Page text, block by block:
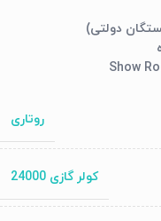
دولتی)
روتاری
کولر گازی 24000